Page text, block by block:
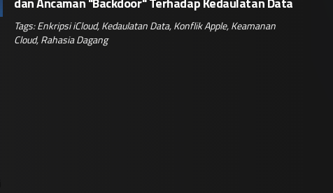
Tags:Enkripsi iCloud,Kedaulatan Data,Konflik Apple,Keamanan
Cloud,Rahasia Dagang